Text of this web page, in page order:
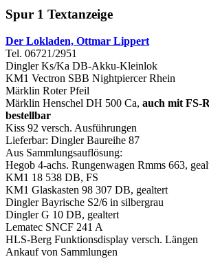
Spur 1 Textanzeige
Der Lokladen, Ottmar Lippert
Tel. 06721/2951
Dingler Ks/Ka DB-Akku-Kleinlok
KM1 Vectron SBB Nightpiercer Rhein
Märklin Roter Pfeil
Märklin Henschel DH 500 Ca, auch mit FS-
bestellbar
Kiss 92 versch. Ausführungen
Lieferbar: Dingler Baureihe 87
Aus Sammlungsauflösung:
Hegob 4-achs. Rungenwagen Rmms 663,
KM1 18 538 DB, FS
KM1 Glaskasten 98 307 DB, gealtert
Dingler Bayrische S2/6 in silbergrau
Dingler G 10 DB, gealtert
Lematec SNCF 241 A
HLS-Berg Funktionsdisplay versch. Längen
Ankauf von Sammlungen